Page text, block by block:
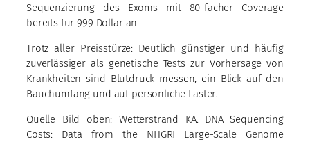
Sequenzierung des Exoms mit 80-facher Coverage
bereits für 999 Dollar an.
Trotz aller Preisstürze: Deutlich günstiger und häufig
zuverlässiger als genetische Tests zur Vorhersage von
Krankheiten sind Blutdruck messen, ein Blick auf den
Bauchumfang und auf persönliche Laster.
Quelle Bild oben: Wetterstrand KA. DNA Sequencing
Costs: Data from the NHGRI Large-Scale Genome